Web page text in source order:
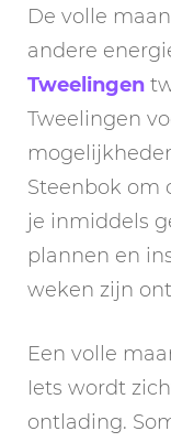
De volle
andere
Tweelingen
Tweelingen
Steenbok om
je inmiddels
plannen en
weken zijn
Een volle
Iets wordt
ontlading.